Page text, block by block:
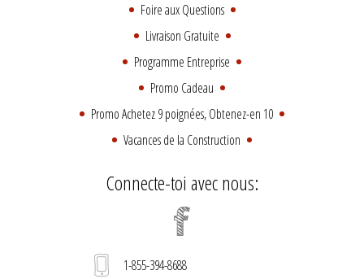
Foire aux Questions
Livraison Gratuite
Programme Entreprise
Promo Cadeau
Promo Achetez 9 poignées, Obtenez-en 10
Vacances de la Construction
Connecte-toi avec nous:
1-855-394-8688